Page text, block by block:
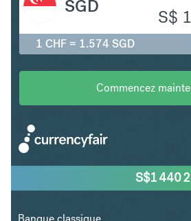
S$
SGD
1 CHF = 1.574 SGD
Commencez
S$1 440